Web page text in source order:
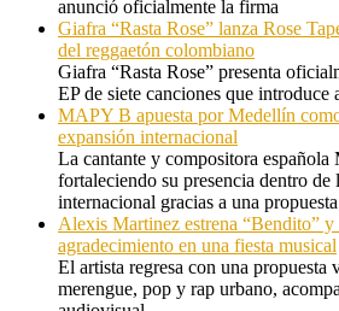
anunció oficialmente la firma
Giafra “Rasta Rose” lanza Rose
del reggaetón colombiano
Giafra “Rasta Rose” presenta
EP de siete canciones que
MAPY B apuesta por Medellín
expansión internacional
La cantante y compositora
fortaleciendo su presencia dentro de
internacional gracias a una propuesta
Alexis Martinez estrena “Bendito” y
agradecimiento en una fiesta musical
El artista regresa con una propuesta
merengue, pop y rap urbano,